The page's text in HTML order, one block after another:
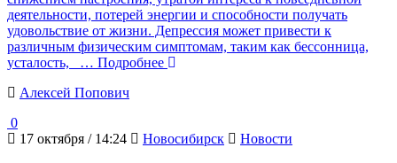
деятельности, потерей энергии и способности получать
удовольствие от жизни. Депрессия может привести к
различным физическим симптомам, таким как бессонница,
усталость,
… Подробнее
Алексей Попович
0
17 октября / 14:24
Новосибирск Новости